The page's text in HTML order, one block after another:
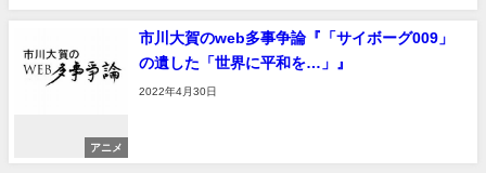
アニメ
市川大賀のweb多事争論『「サイボーグ009」
の遺した「世界に平和を…」』
2022年4月30日